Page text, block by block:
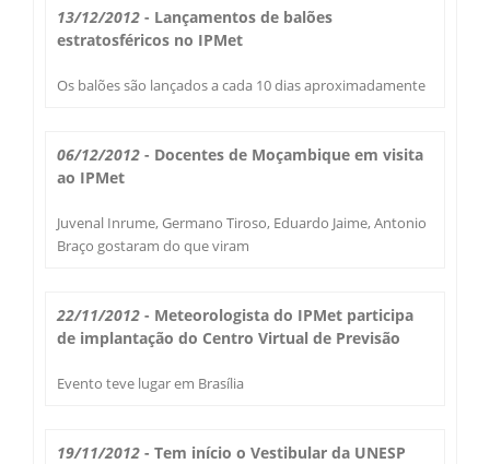
Alertas na sua Cidade
Chuva Bauru
Chuvas e seu Local
Chuva Diária
Previsão Cidades
Modelo Global GFS
Secas Bauru
Desastres Naturais
Balanços Mensais
Treinamento
Saiba Mais
Publicações
IPMet na FC
Contato
Perguntas Frequentes
Fale Conosco
Observador Voluntário
Login
13/12/2012 - Lançamentos de balões
estratosféricos no IPMet
Os balões são lançados a cada 10 dias aproximadamente
06/12/2012 - Docentes de Moçambique em visita
ao IPMet
Juvenal Inrume, Germano Tiroso, Eduardo Jaime, Antonio
Braço gostaram do que viram
22/11/2012 - Meteorologista do IPMet participa
de implantação do Centro Virtual de Previsão
Evento teve lugar em Brasília
19/11/2012 - Tem início o Vestibular da UNESP